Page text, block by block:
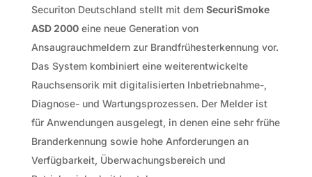
Securiton Deutschland stellt mit dem SecuriSmoke
ASD 2000eine neue Generation von
Ansaugrauchmeldern zur Brandfrühesterkennung vor.
Das System kombiniert eine weiterentwickelte
Rauchsensorik mit digitalisierten Inbetriebnahme-,
Diagnose- und Wartungsprozessen. Der Melder ist
für Anwendungen ausgelegt, in denen eine sehr frühe
Branderkennung sowie hohe Anforderungen an
Verfügbarkeit, Überwachungsbereich und